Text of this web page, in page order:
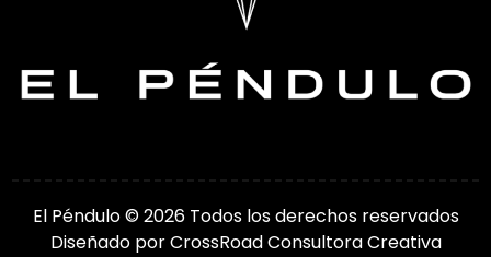
El Péndulo © 2026 Todos los derechos reservados
Diseñado porCrossRoad Consultora Creativa